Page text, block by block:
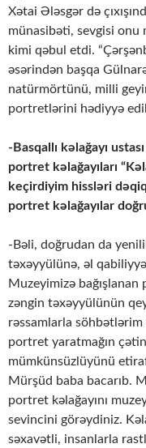
Xətai Ələsgər də
münasibəti, sevgisi onu
kimi qəbul etdi.
əsərindən başqa
natürmörtünü, milli
portretlərini hədiyyə
-Basqallı kəlağayı
portret kəlağayıları
keçirdiyim hissləri
portret kəlağayılar
-Bəli, doğrudan da
təxəyyülünə, əl
Muzeyimizə
zəngin təxəyyülünün
rəssamlarla
portret yaratmağın
mümkünsüzlüyünü
Mürşüd baba bacarıb.
portret kəlağayını
sevincini görəydiniz.
səxavətli, insanlarla